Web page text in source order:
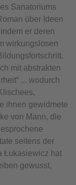
Sanatoriums
über Ideen
er deren
wirkungslosen
mit abstrakten
... wodurch
ihnen gewidmete
von Mann, die
seitens der
Łukasiewicz hat
gewusst,